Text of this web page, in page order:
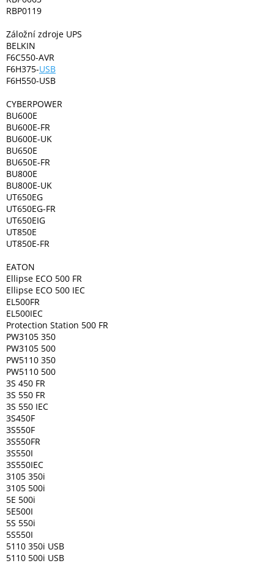
Sestavy
počítačů
Kamerové
systémy
MILESIGHT
Doprodej
Přihlášení
RBP0119
Záložní zdroje UPS
BELKIN
F6C550-AVR
F6H375-USB
F6H550-USB
CYBERPOWER
BU600E
BU600E-FR
BU600E-UK
BU650E
BU650E-FR
BU800E
BU800E-UK
UT650EG
UT650EG-FR
UT650EIG
UT850E
UT850E-FR
EATON
Ellipse ECO 500 FR
Ellipse ECO 500 IEC
EL500FR
EL500IEC
Protection Station 500 FR
PW3105 350
PW3105 500
PW5110 350
PW5110 500
3S 450 FR
3S 550 FR
3S 550 IEC
3S450F
3S550F
3S550FR
3S550I
3S550IEC
3105 350i
3105 500i
5E 500i
5E500I
5S 550i
5S550I
5110 350i USB
5110 500i USB